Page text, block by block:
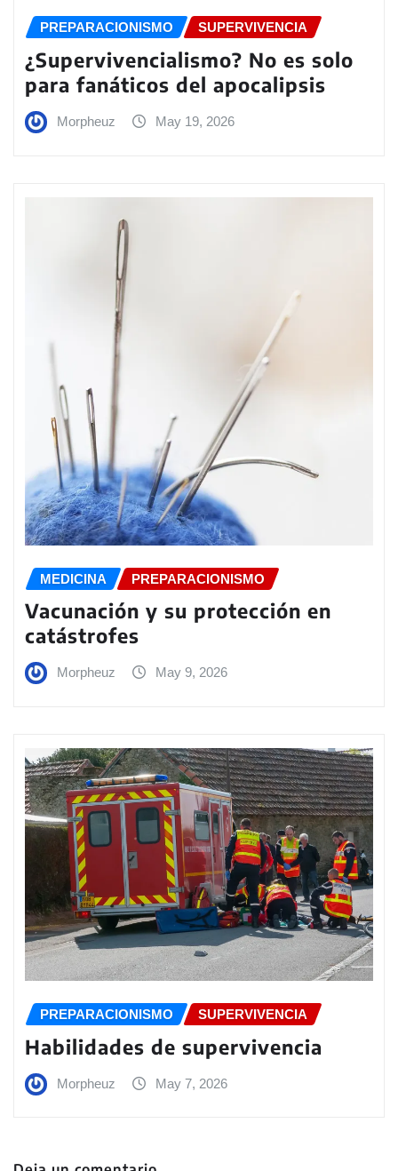
PREPARACIONISMO SUPERVIVENCIA
¿Supervivencialismo? No es solo
para fanáticos del apocalipsis
Morpheuz May 19, 2026
MEDICINA PREPARACIONISMO
Vacunación y su protección en
catástrofes
Morpheuz May 9, 2026
PREPARACIONISMO SUPERVIVENCIA
Habilidades de supervivencia
Morpheuz May 7, 2026